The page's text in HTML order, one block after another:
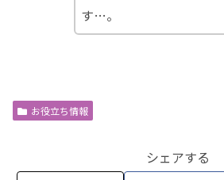
す…。
お役立ち情報
シェアする